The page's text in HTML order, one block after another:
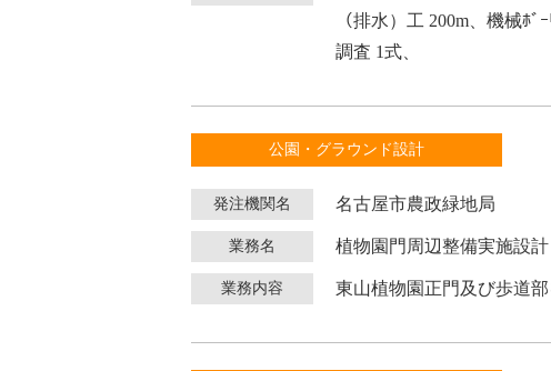
（排水）工 200m、機械ﾎ
調査 1式、
公園・グラウンド設計
発注機関名 名古屋市農政緑地局
業務名 植物園門周辺整備実施設計
業務内容 東山植物園正門及び歩道